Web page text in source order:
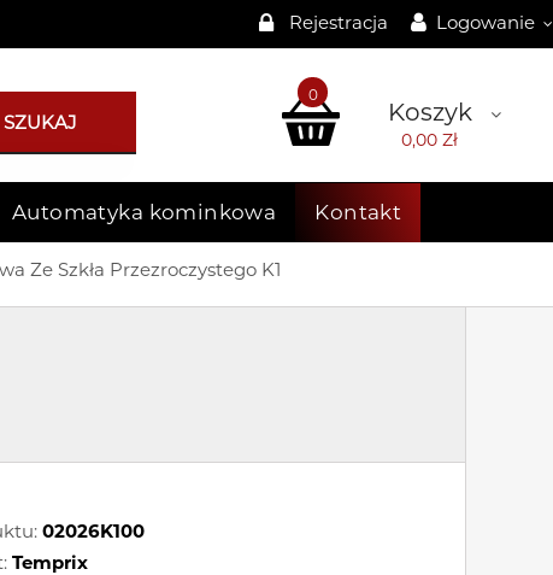
Rejestracja Logowanie
Koszyk
0
0,00 Zł
SZUKAJ
Automatyka kominkowa Kontakt
Ze Szkła Przezroczystego K1
02026K100
Temprix